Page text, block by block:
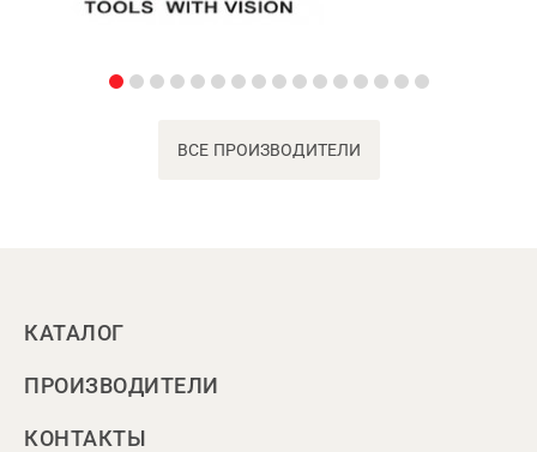
ВСЕ ПРОИЗВОДИТЕЛИ
КАТАЛОГ
ПРОИЗВОДИТЕЛИ
КОНТАКТЫ